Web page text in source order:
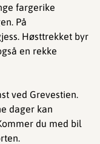
fargerike
På
Høsttrekket byr
en rekke
ved Grevestien.
dager kan
du med bil